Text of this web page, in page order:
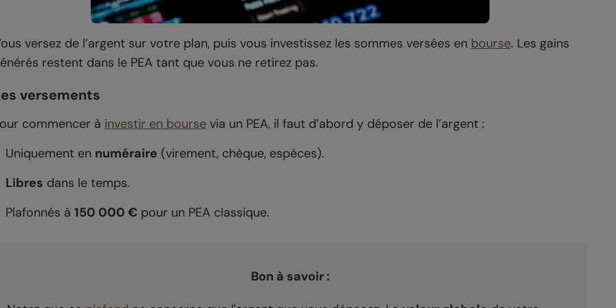
versez de l’argent sur votre plan, puis vous investissez les sommes versées en bourse. Les gains
restent dans le PEA tant que vous ne retirez pas.
versements
commencer à investir en bourse via un PEA, il faut d’abord y déposer de l’argent :
Uniquement en numéraire (virement, chèque, espèces).
Libres dans le temps.
Plafonnés à 150 000 € pour un PEA classique.
Bon à savoir :